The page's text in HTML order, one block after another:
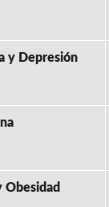
y Depresión
Obesidad